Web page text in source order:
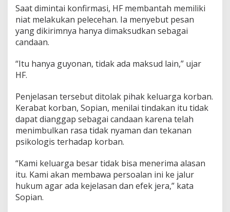
k
e
P
o
s
i
Saat dimintai konfirmasi, HF membantah memiliki
niat melakukan pelecehan. Ia menyebut pesan
yang dikirimnya hanya dimaksudkan sebagai
candaan.
“Itu hanya guyonan, tidak ada maksud lain,” ujar
HF.
Penjelasan tersebut ditolak pihak keluarga korban.
Kerabat korban, Sopian, menilai tindakan itu tidak
dapat dianggap sebagai candaan karena telah
menimbulkan rasa tidak nyaman dan tekanan
psikologis terhadap korban.
“Kami keluarga besar tidak bisa menerima alasan
itu. Kami akan membawa persoalan ini ke jalur
hukum agar ada kejelasan dan efek jera,” kata
Sopian.